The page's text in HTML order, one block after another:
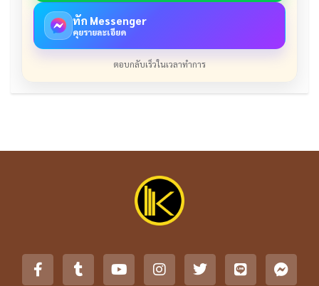
ทัก Messenger
คุยรายละเอียด
ตอบกลับเร็วในเวลาทำการ